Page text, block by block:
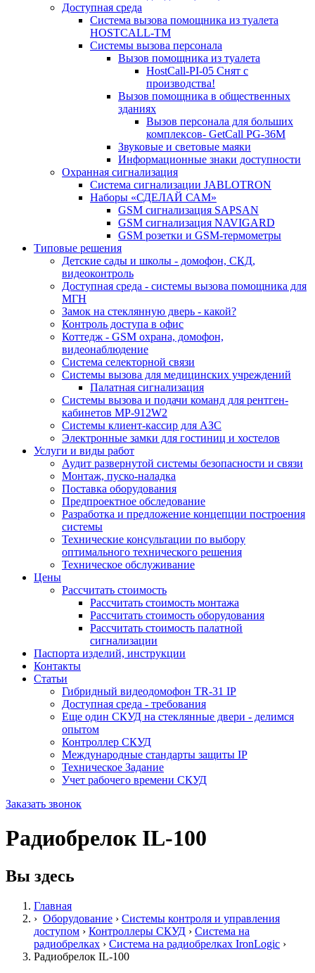
Доступная среда
Система вызова помощника из туалета
HOSTCALL-TM
Системы вызова персонала
Вызов помощника из туалета
HostCall-PI-05 Снят с
производства!
Вызов помощника в общественных
зданиях
Вызов персонала для больших
комплексов- GetCall PG-36M
Звуковые и световые маяки
Информационные знаки доступности
Охранная сигнализация
Система сигнализации JABLOTRON
Наборы «СДЕЛАЙ САМ»
GSM сигнализация SAPSAN
GSM сигнализация NAVIGARD
GSM розетки и GSM-термометры
Типовые решения
Детские сады и школы - домофон, СКД,
видеоконтроль
Доступная среда - системы вызова помощника для
МГН
Замок на стеклянную дверь - какой?
Контроль доступа в офис
Коттедж - GSM охрана, домофон,
видеонаблюдение
Система селекторной связи
Системы вызова для медицинских учреждений
Палатная сигнализация
Системы вызова и подачи команд для рентген-
кабинетов MP-912W2
Системы клиент-кассир для АЗС
Электронные замки для гостиниц и хостелов
Услуги и виды работ
Аудит развернутой системы безопасности и связи
Монтаж, пуско-наладка
Поставка оборудования
Предпроектное обследование
Разработка и предложение концепции построения
системы
Технические консультации по выбору
оптимального технического решения
Техническое обслуживание
Цены
Рассчитать стоимость
Рассчитать стоимость монтажа
Рассчитать стоимость оборудования
Рассчитать стоимость палатной
сигнализации
Паспорта изделий, инструкции
Контакты
Статьи
Гибридный видеодомофон TR-31 IP
Доступная среда - требования
Еще один СКУД на стеклянные двери - делимся
опытом
Контроллер СКУД
Международные стандарты защиты IP
Техническое Задание
Учет рабочего времени СКУД
Заказать звонок
Радиобрелок IL-100
Вы здесь
Главная
› Оборудование › Системы контроля и управления
доступом › Контроллеры СКУД › Система на
радиобрелках › Система на радиобрелках IronLogic ›
Радиобрелок IL-100